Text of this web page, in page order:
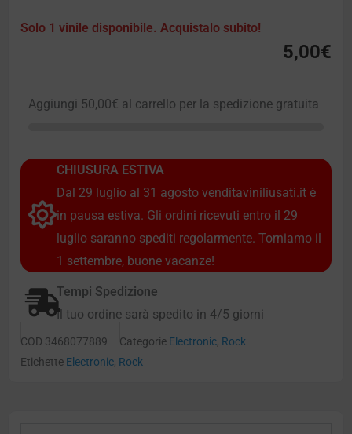
Solo 1 vinile disponibile. Acquistalo subito!
5,00€
Aggiungi 50,00€ al carrello per la spedizione gratuita
CHIUSURA ESTIVA
Dal 29 luglio al 31 agosto venditaviniliusati.it è
in pausa estiva. Gli ordini ricevuti entro il 29
luglio saranno spediti regolarmente. Torniamo il
1 settembre, buone vacanze!
Tempi Spedizione
Il tuo ordine sarà spedito in 4/5 giorni
COD 3468077889 Categorie Electronic, Rock
Etichette Electronic, Rock